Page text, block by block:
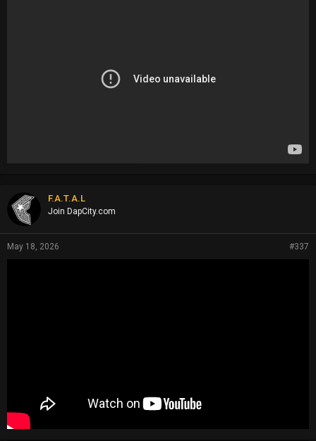
F.A.T.A.L
Join DapCity.com
May 18, 2026 #337